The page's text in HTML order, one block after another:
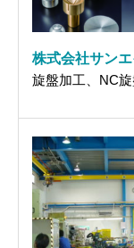
株式会社サンエ
旋盤加工、NC